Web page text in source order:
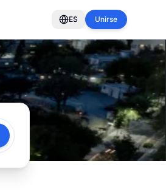
ES Unirse